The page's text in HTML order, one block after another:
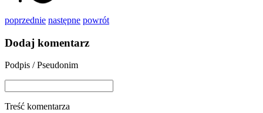
poprzednie następne powrót
Dodaj komentarz
Podpis / Pseudonim
Treść komentarza